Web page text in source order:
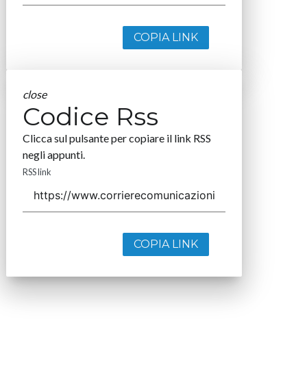
COPIA LINK
close
Codice Rss
Clicca sul pulsante per copiare il link RSS
negli appunti.
RSS link
COPIA LINK